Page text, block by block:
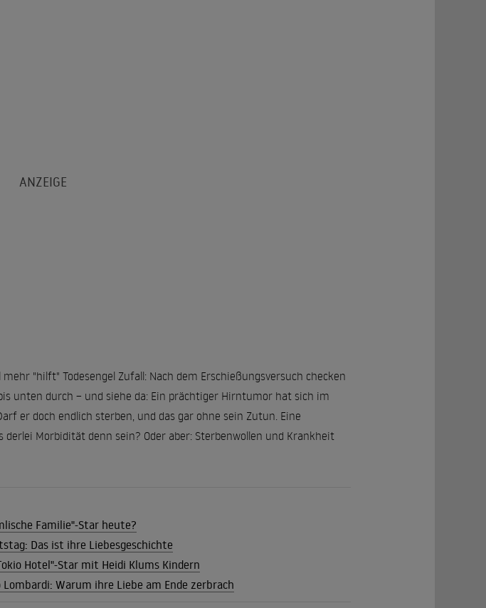
"hilft" Todesengel Zufall: Nach dem Erschießungsversuch checken
unten durch – und siehe da: Ein prächtiger Hirntumor hat sich im
er doch endlich sterben, und das gar ohne sein Zutun. Eine
Morbidität denn sein? Oder aber: Sterbenwollen und Krankheit
Familie"-Star heute?
Das ist ihre Liebesgeschichte
Hotel"-Star mit Heidi Klums Kindern
Warum ihre Liebe am Ende zerbrach